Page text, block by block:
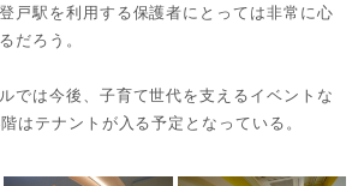
登戸駅を利用する保護者にとっては非常に心
るだろう。
では今後、 子育て世代を支えるイベントな
はテナントが入る予定となっている。